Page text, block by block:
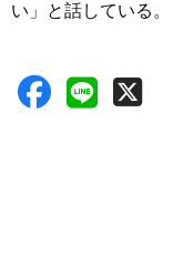
い」と話している。